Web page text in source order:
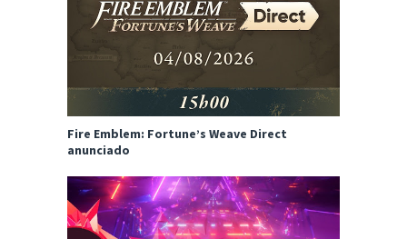
Fire Emblem: Fortune’s Weave Direct
anunciado